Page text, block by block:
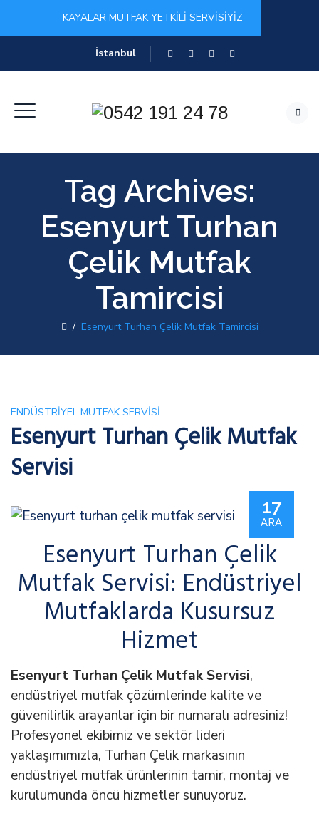
KAYALAR MUTFAK YETKİLİ SERVİSİYİZ
İstanbul
Tag Archives:
Esenyurt Turhan
Çelik Mutfak
Tamircisi
/ Esenyurt Turhan Çelik Mutfak Tamircisi
ENDÜSTRIYEL MUTFAK SERVISI
Esenyurt Turhan Çelik Mutfak
Servisi
17
ARA
Esenyurt Turhan Çelik
Mutfak Servisi: Endüstriyel
Mutfaklarda Kusursuz
Hizmet
Esenyurt Turhan Çelik Mutfak Servisi,
endüstriyel mutfak çözümlerinde kalite ve
güvenilirlik arayanlar için bir numaralı adresiniz!
Profesyonel ekibimiz ve sektör lideri
yaklaşımımızla, Turhan Çelik markasının
endüstriyel mutfak ürünlerinin tamir, montaj ve
kurulumunda öncü hizmetler sunuyoruz.